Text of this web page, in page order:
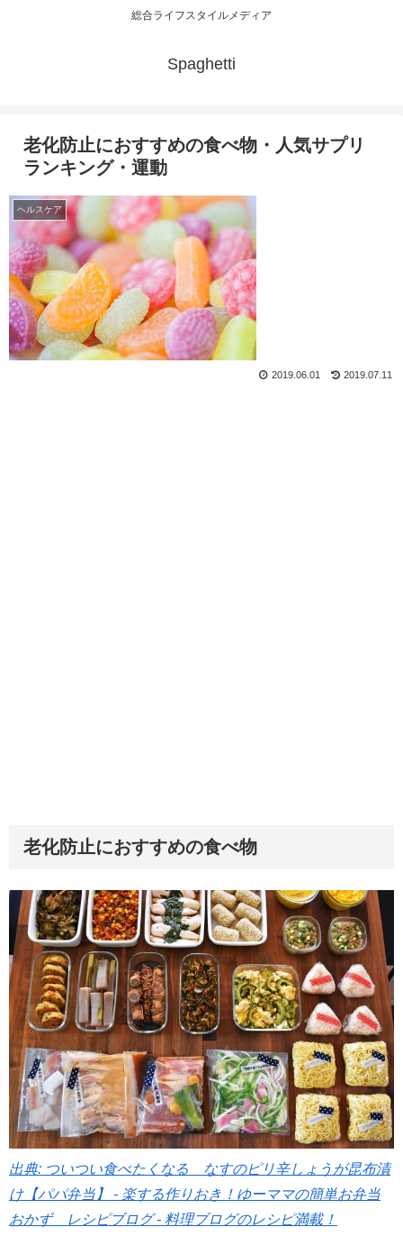
総合ライフスタイルメディア
Spaghetti
老化防止におすすめの食べ物・人気サプリ
ランキング・運動
ヘルスケア
2019.07.11
2019.06.01
老化防止におすすめの食べ物
出典: ついつい食べたくなる なすのピリ辛しょうが昆布漬
け【パパ弁当】 - 楽する作りおき！ゆーママの簡単お弁当
おかず レシピブログ - 料理ブログのレシピ満載！